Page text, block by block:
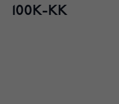
100K-KK